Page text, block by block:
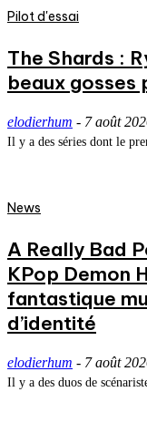
Pilot d'essai
The Shards :
beaux gosses
elodierhum - 7 août
Il y a des séries dont le
News
A Really Bad
KPop Demon
fantastique
d’identité
elodierhum - 7 août
Il y a des duos de